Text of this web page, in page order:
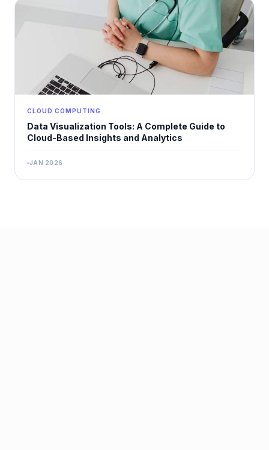
CLOUD COMPUTING
Data Visualization Tools: A Complete Guide to
Cloud-Based Insights and Analytics
JAN 2026